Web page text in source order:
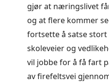
gjør at næringslivet
og at flere kommer
fortsette å satse
skoleveier og
vil jobbe for å få fart
av firefeltsvei